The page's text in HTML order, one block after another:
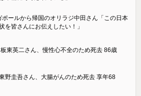
ポールから帰国のオリラジ中田さん「この日本
を皆さんにお伝えしたい！」
東英二さん、慢性心不全のため死去 86歳
野圭吾さん、大腸がんのため死去 享年68